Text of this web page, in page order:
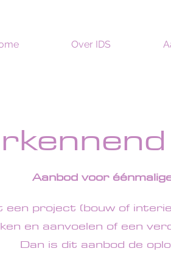
Over IDS
Aanbod voor éénmalig
een project (bouw of
en aanvoelen of een
Dan is dit aanbod de